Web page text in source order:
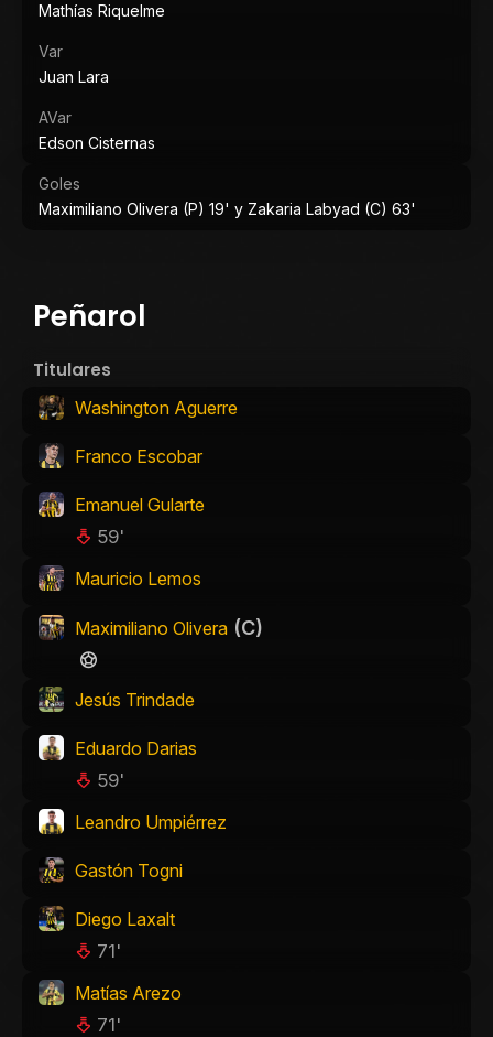
Mathías Riquelme
Var
Juan Lara
AVar
Edson Cisternas
Goles
Maximiliano Olivera (P) 19' y Zakaria Labyad (C) 63'
Peñarol
Titulares
Washington Aguerre
Franco Escobar
Emanuel Gularte
59'
Mauricio Lemos
Maximiliano Olivera (C)
Jesús Trindade
Eduardo Darias
59'
Leandro Umpiérrez
Gastón Togni
Diego Laxalt
71'
Matías Arezo
71'